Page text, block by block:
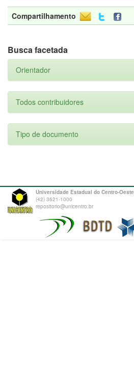
Compartilhamento
Busca facetada
Orientador
Todos contribuidores
Tipo de documento
Universidade Estadual do Centro-Oeste
(42) 3621-1000
repositorio@unicentro.br